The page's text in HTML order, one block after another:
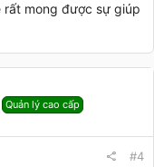
rất mong được sự giúp
Quản lý cao cấp
#4